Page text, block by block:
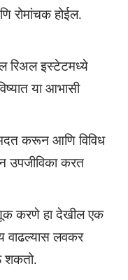
रोमांचक होईल.
रिअल इस्टेटमध्ये
या आभासी
मदत करून आणि विविध
उपजीविका करत
करणे हा देखील एक
वाढल्यास लवकर
शकतो.